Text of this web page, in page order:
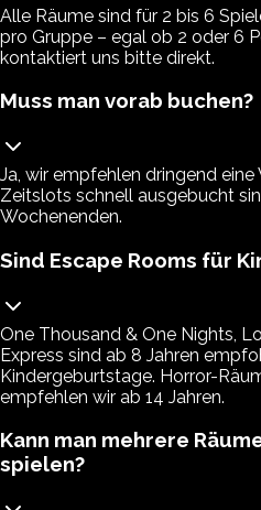
Alle Räume sind für 2 bis 6
pro Gruppe – egal ob 2 oder 6
kontaktiert uns bitte direkt.
Muss man vorab buchen?
Ja, wir empfehlen dringend eine
Zeitslots schnell ausgebucht
Wochenenden.
Sind Escape Rooms für
One Thousand & One Nights,
Express sind ab 8 Jahren
Kindergeburtstage. Horror-
empfehlen wir ab 14 Jahren.
Kann man mehrere
spielen?